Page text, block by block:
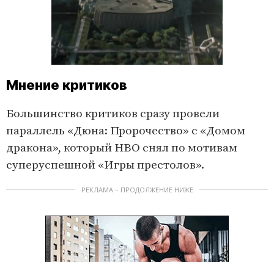
a
d
g
.
Мнение критиков
Большинство критиков сразу провели
параллель «Дюна: Пророчество» с «Домом
дракона», который HBO снял по мотивам
суперуспешной «Игры престолов».
РЕКЛАМА – ПРОДОЛЖЕНИЕ НИЖЕ